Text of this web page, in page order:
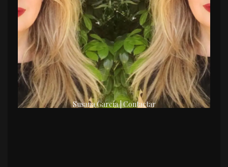
Susana García | Contactar